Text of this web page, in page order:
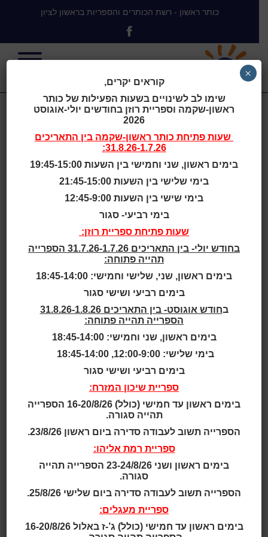
כותר ראשון - רשת הכותרים והספריות בראשון לציון
המסע של צ’יפ
גילאי 2 - 4
גילאי 2.5 - 4
גילאי 2 - 5
גילאי 3 - 5
גילאי 3 - 7
גילאי 4 - 7
גילאי 4 - 8
החיות ביער מתכוננות לקראת מסיבה גדולה בקרחת היער.
השמועות מספרות כי יצור מפחיד ומסתורי מאיים להרוס
קוראים יקרים,
שימו לב לשינויים בשעות הפעילות של כותר
ראשון-שקמה וספריית רוזן בחודשים יולי-אוגוסט
2026
שעות פתיחת כותר ראשון-שקמה בין התאריכים
31.8.26-1.7.26:
בימים ראשון, שני וחמישי בין השעות 19:45-15:00
בימי שלישי בין השעות 21:45-15:00
בימי שישי בין השעות 12:45-9:00
בימי רביעי- סגור
שעות פתיחת ספריית רוזן:
בחודש יולי- בין התאריכים 31.7.26-1.7.26 הספרייה
תהייה פתוחה:
בימים ראשון, שני, שלישי וחמישי: 18:45-14:00
בימים רביעי ושישי סגור
ב
חודש אוגוסט- בין התאריכים 31.8.26-1.8.26
הספרייה תהייה פתוחה:
בימים ראשון, שני וחמישי: 18:45-14:00
בימי שלישי: 12:00-9:00, 18:45-14:00
בימים רביעי ושישי סגור
ספריית שיכון המזרח:
בימים ראשון עד חמישי (כולל) 16-20/8/26 הספרייה
תהייה סגורה.
הספרייה תשוב לעבודה סדירה ביום ראשון 23/8/26.
ספריית רמת אליהו:
בימים ראשון ושני 23-24/8/26 הספרייה תהייה
סגורה.
הספרייה תשוב לעבודה סדירה ביום שלישי 25/8/26.
ספריית מעגלים:
בימים ראשון עד חמישי (כולל) ג’-ז באלול 16-20/8/26
×